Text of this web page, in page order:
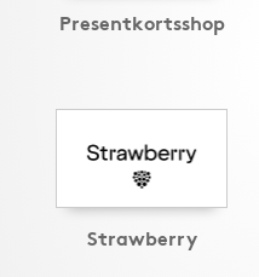
Presentkortsshop
Strawberry